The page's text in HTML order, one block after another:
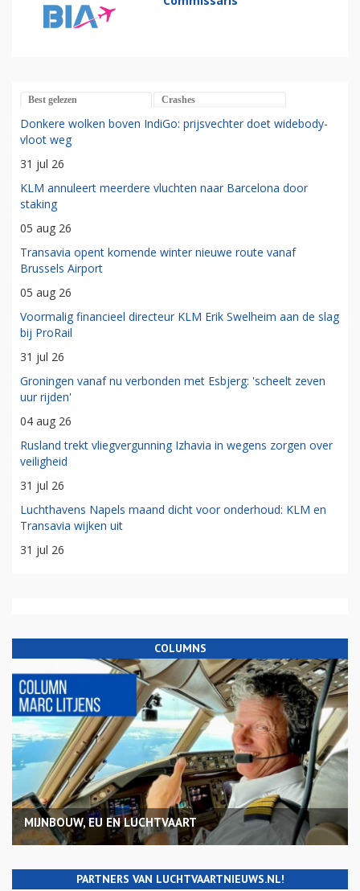
Best gelezen Crashes
Donkere wolken boven IndiGo: prijsvechter doet widebody-
vloot weg
31 jul 26
KLM annuleert meerdere vluchten naar Barcelona door
staking
05 aug 26
Transavia opent komende winter nieuwe route vanaf
Brussels Airport
05 aug 26
Voormalig financieel directeur KLM Erik Swelheim aan de slag
bij ProRail
31 jul 26
Groningen vanaf nu verbonden met Esbjerg: 'scheelt zeven
uur rijden'
04 aug 26
Rusland trekt vliegvergunning Izhavia in wegens zorgen over
veiligheid
31 jul 26
Luchthavens Napels maand dicht voor onderhoud: KLM en
Transavia wijken uit
31 jul 26
COLUMNS
MIJNBOUW, EU EN LUCHTVAART
PARTNERS VAN LUCHTVAARTNIEUWS.NL!